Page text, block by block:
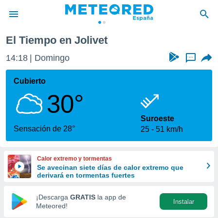
de
por
se
calidad.
a este
las
y
forma
digital
basada
El Tiempo en Jolivet
14:18 Domingo ...
Cubierto
30°
Sensación de 28°
Suroeste
25
51 km/h
Calor extremo y tormentas
Se avecinan siete días de calor extremo que
derivará en tormentas fuertes
¡Descarga GRATIS la app de
Meteored!
Instalar